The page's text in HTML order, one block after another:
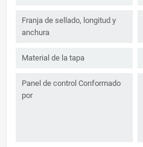
Franja de sellado, longitud y
anchura
Material de la tapa
Panel de control Conformado
por